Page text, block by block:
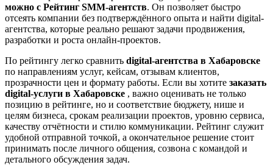
можно с Рейтинг SMM‑агентств. Он позволяет быстро
отсеять компании без подтверждённого опыта и найти digital-
агентства, которые реально решают задачи продвижения,
разработки и роста онлайн-проектов.
По рейтингу легко сравнить digital-агентства в Хабаровске
по направлениям услуг, кейсам, отзывам клиентов,
прозрачности цен и формату работы. Если вы хотите заказать
digital-услуги в Хабаровске , важно оценивать не только
позицию в рейтинге, но и соответствие бюджету, нише и
целям бизнеса, срокам реализации проектов, уровню сервиса,
качеству отчётности и стилю коммуникации. Рейтинг служит
удобной отправной точкой, а окончательное решение стоит
принимать после личного общения, созвона с командой и
детального обсуждения задач.